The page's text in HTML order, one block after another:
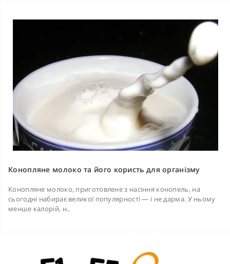
Конопляне молоко та його користь для організму
Конопляне молоко, приготовлене з насіння конопель, на
сьогодні набирає великої популярності — і не дарма. У ньому
менше калорій, н..